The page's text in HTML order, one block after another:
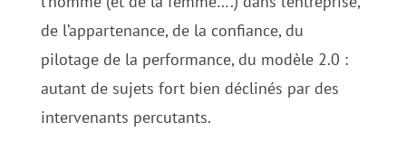
de l’appartenance, de la confiance, du
pilotage de la performance, du modèle 2.0 :
autant de sujets fort bien déclinés par des
intervenants percutants.